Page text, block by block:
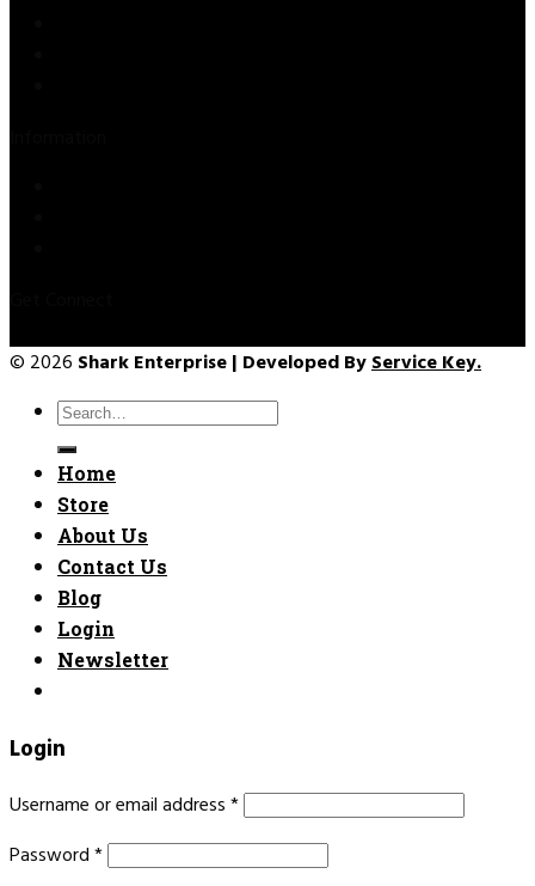
© 2026 Shark Enterprise | Developed ByService Key.
Search
for:
Home
Store
About Us
Contact Us
Blog
Login
Newsletter
Login
Username or email address*
Password*